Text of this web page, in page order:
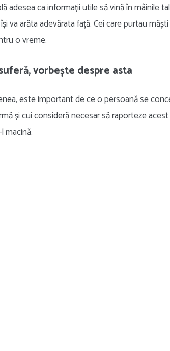
adesea ca informații utile să vină în mâinile
va arăta adevărata față. Cei care purtau
o vreme.
vorbește despre asta
este important de ce o persoană se
și cui consideră necesar să raporteze
macină.